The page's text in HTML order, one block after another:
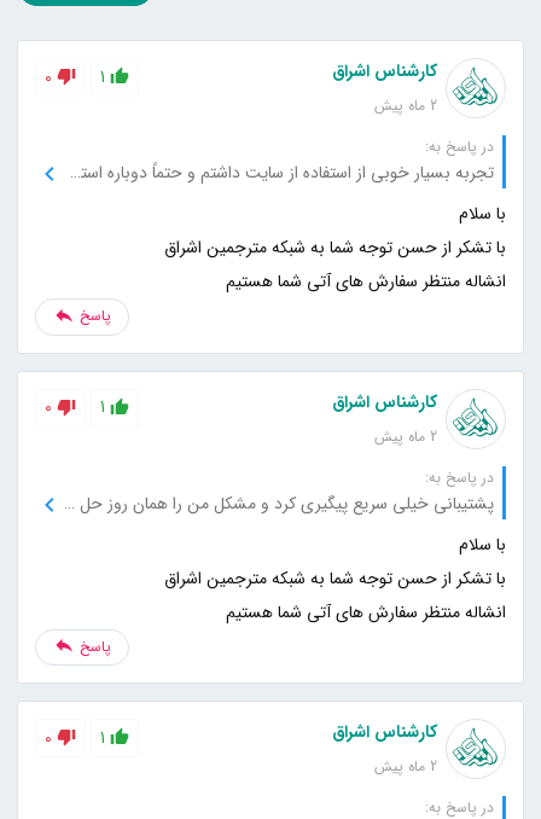
کارشناس اشراق
2 ماه پیش
1
0
در پاسخ به:
تجربه بسیار خوبی از استفاده از سایت داشتم و حتماً دوباره استفاده می‌کنم.
انشاله منتظر سفارش های آتی شما هستیم
پاسخ
کارشناس اشراق
2 ماه پیش
1
0
در پاسخ به:
پشتیبانی خیلی سریع پیگیری کرد و مشکل من را همان روز حل کرد.
انشاله منتظر سفارش های آتی شما هستیم
پاسخ
کارشناس اشراق
2 ماه پیش
1
0
در پاسخ به: